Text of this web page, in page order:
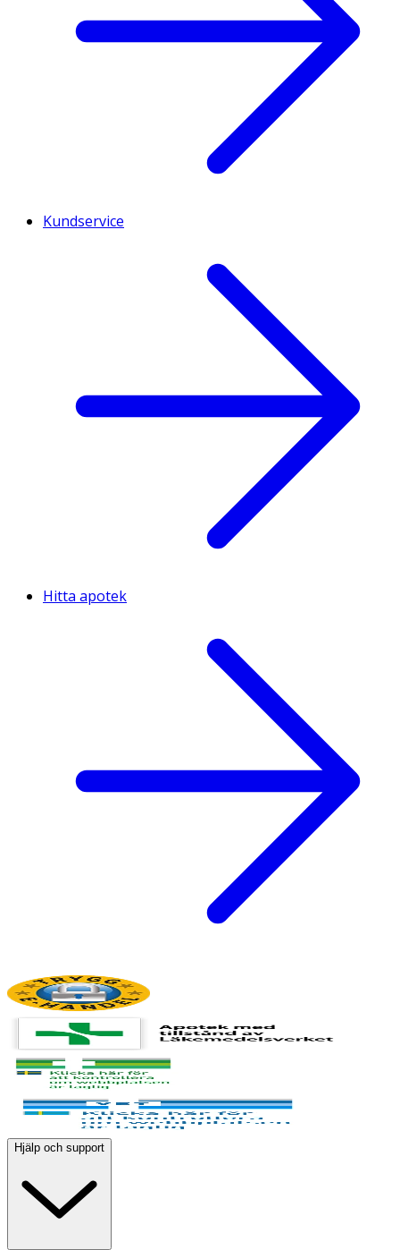
Kundservice
Hitta apotek
Hjälp och support